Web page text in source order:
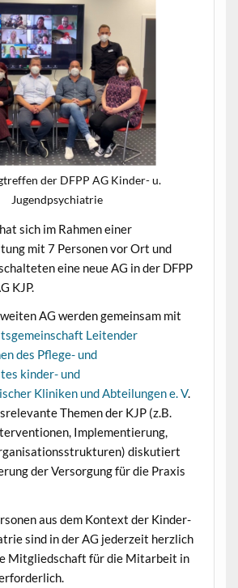
der DFPP AG Kinder- u.
Jugendpsychiatrie
sich im Rahmen einer
mit 7 Personen vor Ort und
eine neue AG in der DFPP
KJP.
AG werden gemeinsam mit
Leitender
des Pflege- und
kinder- und
Kliniken und Abteilungen e. V.
Themen der KJP (z.B.
Implementierung,
diskutiert
der Versorgung für die Praxis
aus dem Kontext der Kinder-
sind in der AG jederzeit herzlich
Mitgliedschaft für die Mitarbeit in